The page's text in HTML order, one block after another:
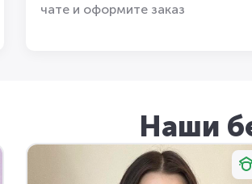
чате и оформите заказ
Наши